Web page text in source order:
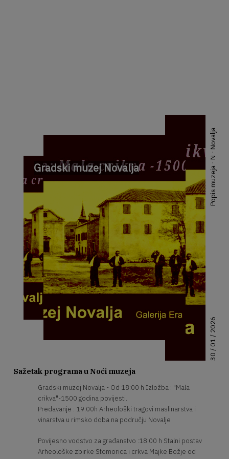
Gradski muzej Novalja
30 / 01 / 2026
Popis muzeja - N - Novalja
Sažetak programa u Noći muzeja
Gradski muzej Novalja - Od 18:00 h Izložba : "Mala
crikva"-1500 godina povijesti.
Predavanje : 19:00h Arheološki tragovi maslinarstva i
vinarstva u rimsko doba na području Novalje
Povijesno vodstvo za građanstvo :18:00 h Stalni postav
Arheološke zbirke Stomorica i crkva Majke Božje od